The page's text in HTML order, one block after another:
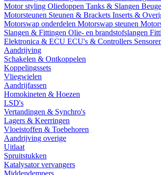
Motor styling Oliedoppen Tanks & Slangen
Motorsteunen Steunen & Brackets Inserts &
Motorswap onderdelen Motorswap steunen
Slangen & Fittingen Olie- en brandstofslangen
Elektronica & ECU ECU's & Controllers
Aandrijving
Schakelen & Ontkoppelen
Koppelingssets
Vliegwielen
Aandrijfassen
Homokineten & Hoezen
LSD's
Vertandingen & Synchro's
Lagers & Keerringen
Vloeistoffen & Toebehoren
Aandrijving overige
Uitlaat
Spruitstukken
Katalysator vervangers
Middendempers